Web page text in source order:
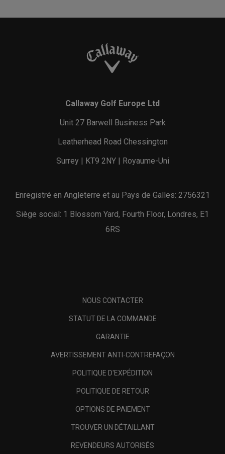
Callaway Golf Europe Ltd
Unit 27 Barwell Business Park
Leatherhead Road Chessington
Surrey | KT9 2NY | Royaume-Uni
Enregistré en Angleterre et au Pays de Galles: 2756321
Siège social: 1 Blossom Yard, Fourth Floor, Londres, E1
6RS
NOUS CONTACTER
STATUT DE LA COMMANDE
GARANTIE
AVERTISSEMENT ANTI-CONTREFAÇON
POLITIQUE D'EXPÉDITION
POLITIQUE DE RETOUR
OPTIONS DE PAIEMENT
TROUVER UN DÉTAILLANT
REVENDEURS AUTORISÉS